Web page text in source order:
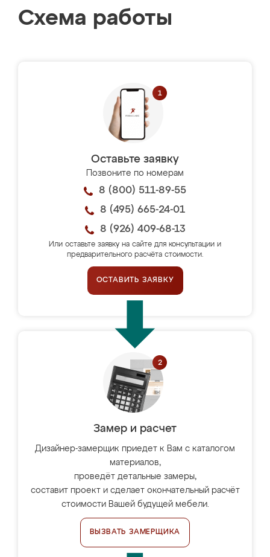
Схема работы
Оставьте заявку
Позвоните по номерам
8 (800) 511-89-55
8 (495) 665-24-01
8 (926) 409-68-13
Или оставьте заявку на сайте для консультации и
предварительного расчёта стоимости.
ОСТАВИТЬ ЗАЯВКУ
Замер и расчет
Дизайнер-замерщик приедет к Вам с каталогом
материалов,
проведёт детальные замеры,
составит проект и сделает окончательный расчёт
стоимости Вашей будущей мебели.
ВЫЗВАТЬ ЗАМЕРЩИКА